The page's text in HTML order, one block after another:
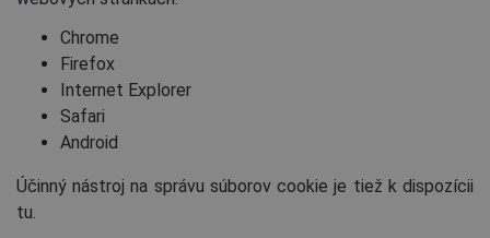
Chrome
Firefox
Internet Explorer
Safari
Android
Účinný nástroj na správu súborov cookie je tiež k dispozícii
tu.